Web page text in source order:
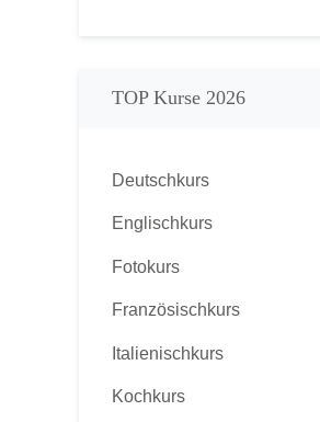
TOP Kurse 2026
Deutschkurs
Englischkurs
Fotokurs
Französischkurs
Italienischkurs
Kochkurs